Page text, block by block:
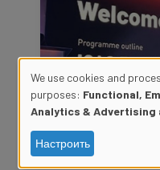
НОВОСТИ
Use
of
personal
We use cookies and
purposes: Functional,
Analytics & Advertising
Настроить